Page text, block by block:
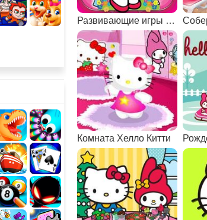
Развивающие игры Хелло Китти
Комната Хелло Китти